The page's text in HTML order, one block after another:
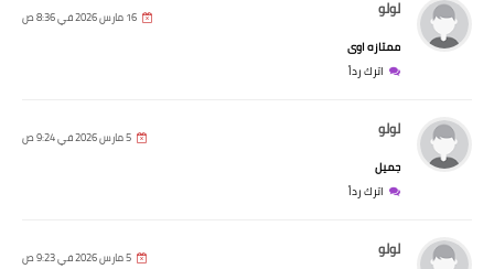
لولو 16 مارس 2026 في 8:36 ص
ممتازه اوى
اترك رداً
لولو 5 مارس 2026 في 9:24 ص
جميل
اترك رداً
لولو 5 مارس 2026 في 9:23 ص